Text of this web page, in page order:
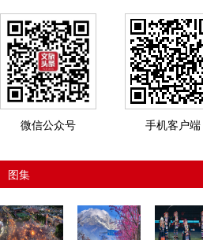
微信公众号 手机客户端
图集